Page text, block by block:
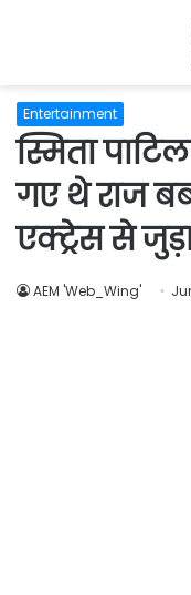
Entertainment
स्मिता
गए थे राज
एक्ट्रेस से
AEM 'Web_Wing'